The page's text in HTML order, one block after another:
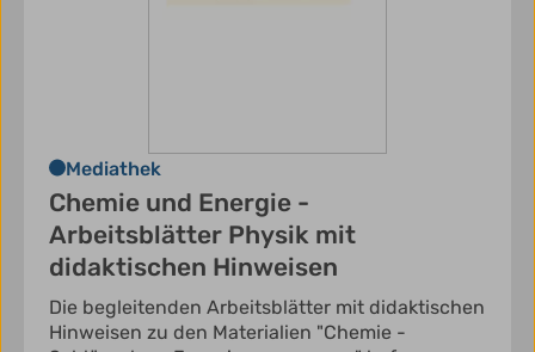
Mediathek
Chemie und Energie -
Arbeitsblätter Physik mit
didaktischen Hinweisen
Die begleitenden Arbeitsblätter mit didaktischen
Hinweisen zu den Materialien "Chemie -